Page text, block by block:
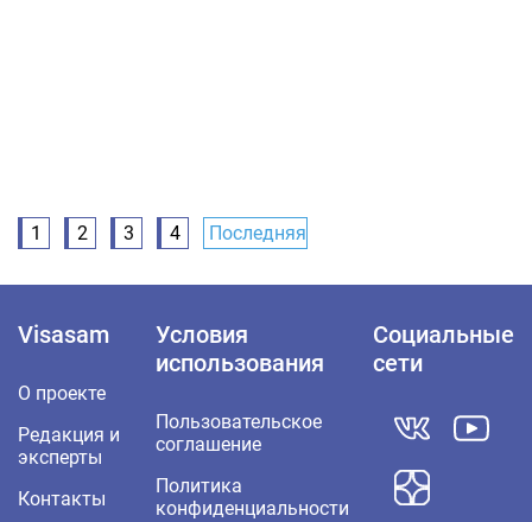
1 2 3 4 Последняя
Visasam
О проекте
Редакция и
эксперты
Контакты
Условия
использования
Пользовательское
соглашение
Политика
конфиденциальности
Социальные
сети